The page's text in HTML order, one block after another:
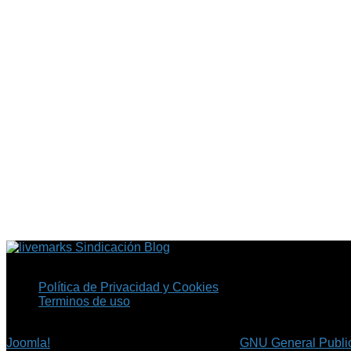
Sindicación Blog
Política de Privacidad y Cookies
Terminos de uso
Joomla!
GNU General